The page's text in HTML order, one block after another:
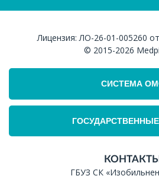
Лицензия:ЛО-26-01-005260
© 2015-2026
СИСТЕМА
КОНТАКТЫ
ГБУЗ СК